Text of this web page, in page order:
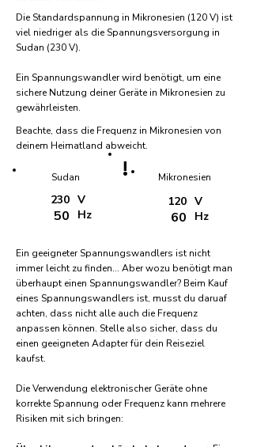
Die Standardspannung in Mikronesien (120 V) ist
viel niedriger als die Spannungsversorgung in
Sudan (230 V).
Ein Spannungswandler wird benötigt, um eine
sichere Nutzung deiner Geräte in Mikronesien zu
gewährleisten.
Beachte, dass die Frequenz in Mikronesien von
deinem Heimatland abweicht.
Sudan
230
50
V
Hz
Mikronesien
120
60
V
Hz
!
Ein geeigneter Spannungswandlers ist nicht
immer leicht zu finden... Aber wozu benötigt man
überhaupt einen Spannungswandler? Beim Kauf
eines Spannungswandlers ist, musst du daruaf
achten, dass nicht alle auch die Frequenz
anpassen können. Stelle also sicher, dass du
einen geeigneten Adapter für dein Reiseziel
kaufst.
Die Verwendung elektronischer Geräte ohne
korrekte Spannung oder Frequenz kann mehrere
Risiken mit sich bringen: